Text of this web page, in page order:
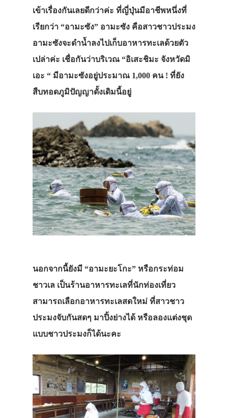
เข้าเรื่องกันเลยดีกว่าค่ะ ที่ญี่ปุ่นมีอาชีพหนึ่งที่
เรียกว่า “อามะซัง” อามะซัง คือสาวชาวประมง
อามะซังจะดำน้ำลงไปเก็บอาหารทะเลด้วยตัว
เปล่าค่ะ เชื่อกันว่าบริเวณ “อิเสะชิมะ จังหวัดมิ
เอะ “ มีอามะซังอยู่ประมาณ 1,000 คน ! ที่ยัง
สืบทอดภูมิปัญญาดั้งเดิมนี้อยู่
นอกจากนี้ยังมี “อามะยะโกะ” หรือกระท่อม
ชาวเล เป็นร้านอาหารทะเลที่นักท่องเที่ยว
สามารถเลือกอาหารทะเลสดใหม่ ที่สาวชาว
ประมงจับกันสดๆ มาปิ้งย่างได้ หรือลองแต่งชุด
แบบชาวประมงก็ได้นะคะ